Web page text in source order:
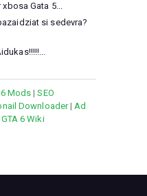
xbosa Gata 5...
si sedevra?
6 Mods |SEO
Downloader|Ad
GTA 6 Wiki